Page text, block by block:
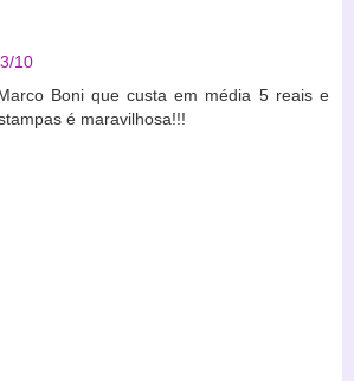
10
Boni que custa em média 5 reais e
é maravilhosa!!!